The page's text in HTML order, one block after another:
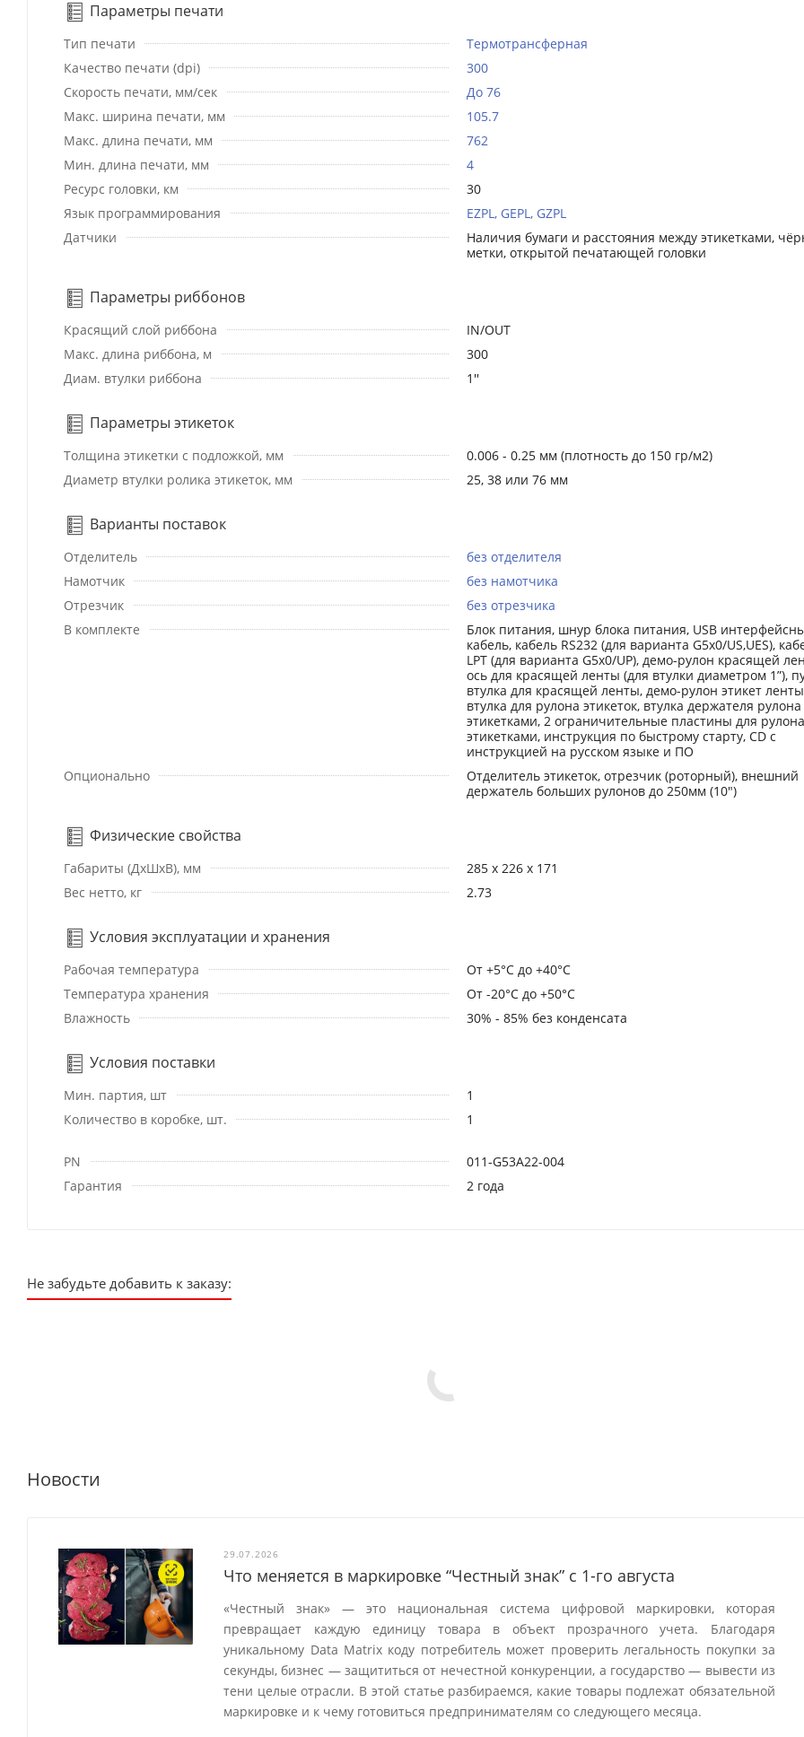
Параметры печати
Тип печати
Термотрансферная
Качество печати (dpi)
300
Скорость печати, мм/сек
До 76
Макс. ширина печати, мм
105.7
Макс. длина печати, мм
762
Мин. длина печати, мм
4
Ресурс головки, км
30
Язык программирования
EZPL, GEPL, GZPL
Датчики
Наличия бумаги и расстояния между этикетками,
метки, открытой печатающей головки
Параметры риббонов
Красящий слой риббона
IN/OUT
Макс. длина риббона, м
300
Диам. втулки риббона
1''
Параметры этикеток
Толщина этикетки с подложкой, мм
0.006 - 0.25 мм (плотность до 150 гр/м2)
Диаметр втулки ролика этикеток, мм
25, 38 или 76 мм
Варианты поставок
Отделитель
без отделителя
Намотчик
без намотчика
Отрезчик
без отрезчика
В комплекте
Блок питания, шнур блока питания, USB
кабель, кабель RS232 (для варианта G5x0/US,UES),
LPT (для варианта G5x0/UP), демо-рулон красящей
ось для красящей ленты (для втулки диаметром 1”),
втулка для красящей ленты, демо-рулон этикет
втулка для рулона этикеток, втулка держателя рулона
этикетками, 2 ограничительные пластины для
этикетками, инструкция по быстрому старту, CD с
инструкцией на русском языке и ПО
Опционально
Отделитель этикеток, отрезчик (роторный), внешний
держатель больших рулонов до 250мм (10")
Физические свойства
Габариты (ДхШхВ), мм
285 х 226 х 171
Вес нетто, кг
2.73
Условия эксплуатации и хранения
Рабочая температура
От +5°С до +40°С
Температура хранения
От -20°С до +50°С
Влажность
30% - 85% без конденсата
Условия поставки
Мин. партия, шт
1
Количество в коробке, шт.
1
PN
011-G53A22-004
Гарантия
2 года
Не забудьте добавить к заказу:
Новости
29.07.2026
Что меняется в маркировке “Честный знак” с 1-го августа
«Честный знак» — это национальная система цифровой маркировки, которая
превращает каждую единицу товара в объект прозрачного учета. Благодаря
уникальному Data Matrix коду потребитель может проверить легальность покупки за
секунды, бизнес — защититься от нечестной конкуренции, а государство — вывести из
тени целые отрасли. В этой статье разбираемся, какие товары подлежат обязательной
маркировке и к чему готовиться предпринимателям со следующего месяца.